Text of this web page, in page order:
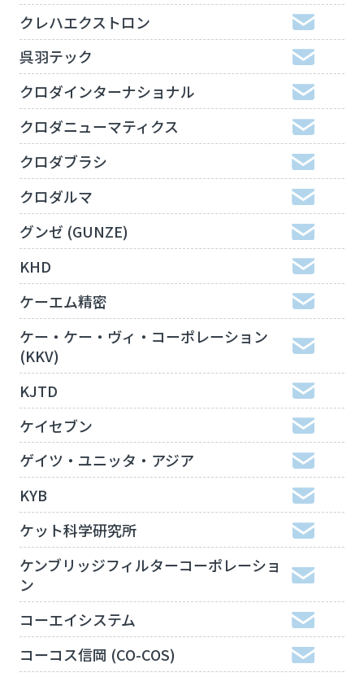
クレハエクストロン
呉羽テック
クロダインターナショナル
クロダニューマティクス
クロダブラシ
クロダルマ
グンゼ (GUNZE)
KHD
ケーエム精密
ケー・ケー・ヴィ・コーポレーション
(KKV)
KJTD
ケイセブン
ゲイツ・ユニッタ・アジア
KYB
ケット科学研究所
ケンブリッジフィルターコーポレーショ
ン
コーエイシステム
コーコス信岡 (CO-COS)